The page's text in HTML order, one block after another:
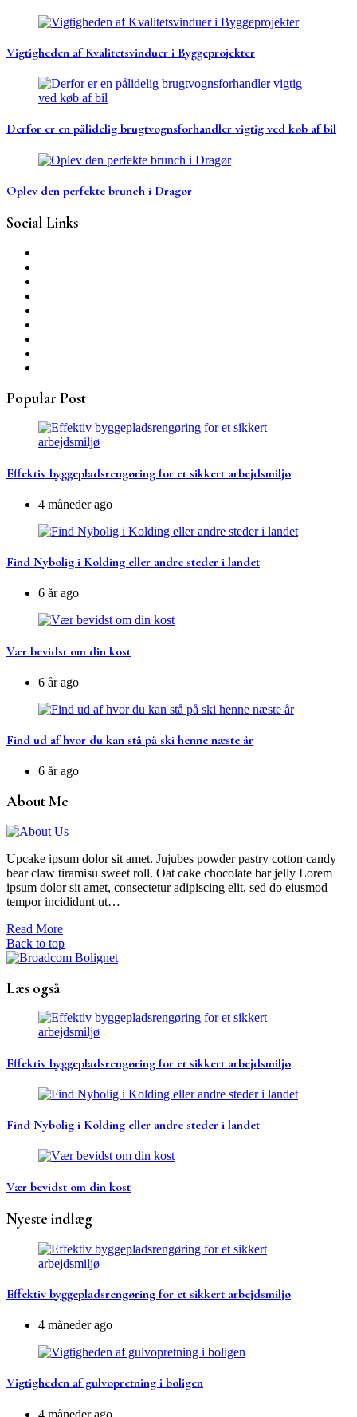
Vigtigheden af Kvalitetsvinduer i Byggeprojekter
Derfor er en pålidelig brugtvognsforhandler vigtig ved køb af bil
Oplev den perfekte brunch i Dragør
Social Links
Popular Post
Effektiv byggepladsrengøring for et sikkert arbejdsmiljø
4 måneder ago
Find Nybolig i Kolding eller andre steder i landet
6 år ago
Vær bevidst om din kost
6 år ago
Find ud af hvor du kan stå på ski henne næste år
6 år ago
About Me
Upcake ipsum dolor sit amet. Jujubes powder pastry cotton candy
bear claw tiramisu sweet roll. Oat cake chocolate bar jelly Lorem
ipsum dolor sit amet, consectetur adipiscing elit, sed do eiusmod
tempor incididunt ut…
Read More
Back to top
Læs også
Effektiv byggepladsrengøring for et sikkert arbejdsmiljø
Find Nybolig i Kolding eller andre steder i landet
Vær bevidst om din kost
Nyeste indlæg
Effektiv byggepladsrengøring for et sikkert arbejdsmiljø
4 måneder ago
Vigtigheden af gulvopretning i boligen
4 måneder ago